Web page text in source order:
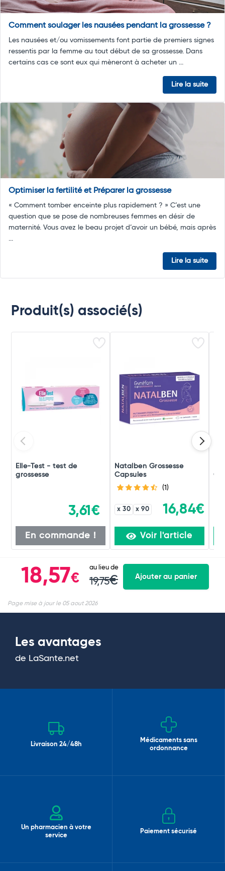
Comment soulager les nausées pendant la grossesse ?
Les nausées et/ou vomissements font partie de premiers signes
ressentis par la femme au tout début de sa grossesse. Dans
certains cas ce sont eux qui mèneront à acheter un ...
Lire la suite
Optimiser la fertilité et Préparer la grossesse
« Comment tomber enceinte plus rapidement ? » C’est une
question que se pose de nombreuses femmes en désir de
maternité. Vous avez le beau projet d’avoir un bébé, mais après
...
Lire la suite
Produit(s) associé(s)
Elle-Test - test de
grossesse
3,61€
En commande !
Natalben Grossesse
Capsules
(1)
x 30 x 90 16,84€
Voir l'article
18,57€
au lieu de
19,75€ Ajouter au panier
Page mise à jour le 05 aout 2026
Les avantages
de LaSante.net
Livraison 24/48h
Médicaments sans
ordonnance
Un pharmacien à votre
service
Paiement sécurisé